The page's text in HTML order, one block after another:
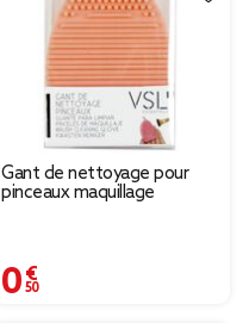
Gant de nettoyage pour
pinceaux maquillage
0,50 €